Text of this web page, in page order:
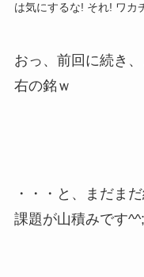
は気にするな! それ! ワカ
おっ、前回に続き
右の銘ｗ
・・・と、まだま
課題が山積みです^^;